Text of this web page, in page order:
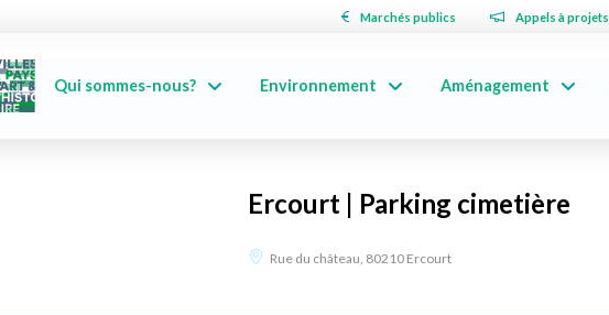
Marchés publics Appels à projets
Qui sommes-nous? Environnement Aménagement
Ercourt | Parking cimetière
Rue du château, 80210 Ercourt